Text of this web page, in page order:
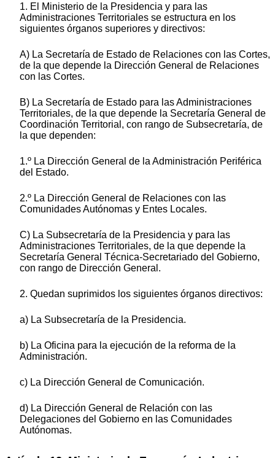
1. El Ministerio de la Presidencia y para las
Administraciones Territoriales se estructura en los
siguientes órganos superiores y directivos:
A) La Secretaría de Estado de Relaciones con las Cortes,
de la que depende la Dirección General de Relaciones
con las Cortes.
B) La Secretaría de Estado para las Administraciones
Territoriales, de la que depende la Secretaría General de
Coordinación Territorial, con rango de Subsecretaría, de
la que dependen:
1.º La Dirección General de la Administración Periférica
del Estado.
2.º La Dirección General de Relaciones con las
Comunidades Autónomas y Entes Locales.
C) La Subsecretaría de la Presidencia y para las
Administraciones Territoriales, de la que depende la
Secretaría General Técnica-Secretariado del Gobierno,
con rango de Dirección General.
2. Quedan suprimidos los siguientes órganos directivos:
a) La Subsecretaría de la Presidencia.
b) La Oficina para la ejecución de la reforma de la
Administración.
c) La Dirección General de Comunicación.
d) La Dirección General de Relación con las
Delegaciones del Gobierno en las Comunidades
Autónomas.